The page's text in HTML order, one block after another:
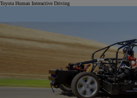
Toyota Human Interactive Driving